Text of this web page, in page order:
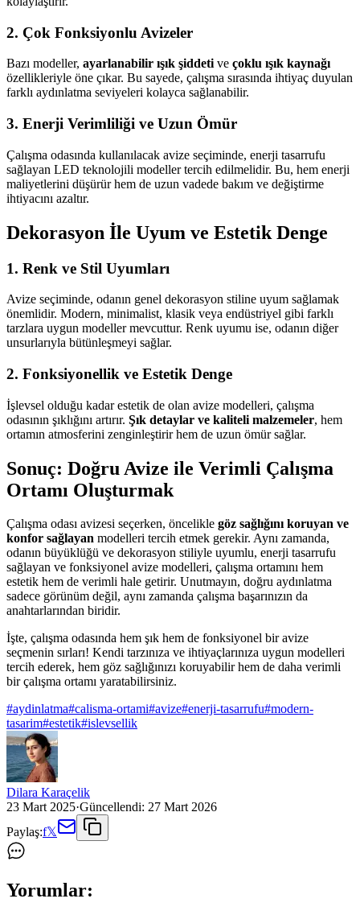
2. Çok Fonksiyonlu Avizeler
Bazı modeller, ayarlanabilir ışık şiddeti ve çoklu ışık kaynağı
özellikleriyle öne çıkar. Bu sayede, çalışma sırasında ihtiyaç duyulan
farklı aydınlatma seviyeleri kolayca sağlanabilir.
3. Enerji Verimliliği ve Uzun Ömür
Çalışma odasında kullanılacak avize seçiminde, enerji tasarrufu
sağlayan LED teknolojili modeller tercih edilmelidir. Bu, hem enerji
maliyetlerini düşürür hem de uzun vadede bakım ve değiştirme
ihtiyacını azaltır.
Dekorasyon İle Uyum ve Estetik Denge
1. Renk ve Stil Uyumları
Avize seçiminde, odanın genel dekorasyon stiline uyum sağlamak
önemlidir. Modern, minimalist, klasik veya endüstriyel gibi farklı
tarzlara uygun modeller mevcuttur. Renk uyumu ise, odanın diğer
unsurlarıyla bütünleşmeyi sağlar.
2. Fonksiyonellik ve Estetik Denge
İşlevsel olduğu kadar estetik de olan avize modelleri, çalışma
odasının şıklığını artırır. Şık detaylar ve kaliteli malzemeler, hem
ortamın atmosferini zenginleştirir hem de uzun ömür sağlar.
Sonuç: Doğru Avize ile Verimli Çalışma
Ortamı Oluşturmak
Çalışma odası avizesi seçerken, öncelikle göz sağlığını koruyan ve
konfor sağlayan modelleri tercih etmek gerekir. Aynı zamanda,
odanın büyüklüğü ve dekorasyon stiliyle uyumlu, enerji tasarrufu
sağlayan ve fonksiyonel avize modelleri, çalışma ortamını hem
estetik hem de verimli hale getirir. Unutmayın, doğru aydınlatma
sadece görünüm değil, aynı zamanda çalışma başarınızın da
anahtarlarından biridir.
İşte, çalışma odasında hem şık hem de fonksiyonel bir avize
seçmenin sırları! Kendi tarzınıza ve ihtiyaçlarınıza uygun modelleri
tercih ederek, hem göz sağlığınızı koruyabilir hem de daha verimli
bir çalışma ortamı yaratabilirsiniz.
#aydinlatma#calisma-ortami#avize#enerji-tasarrufu#modern-
tasarim#estetik#islevsellik
Dilara Karaçelik
23 Mart 2025·Güncellendi: 27 Mart 2026
Paylaş:f𝕏
Yorumlar: